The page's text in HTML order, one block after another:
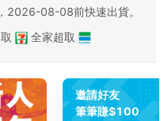
2026-08-08前快速出貨。
全家超取
邀請好友
筆筆賺$100